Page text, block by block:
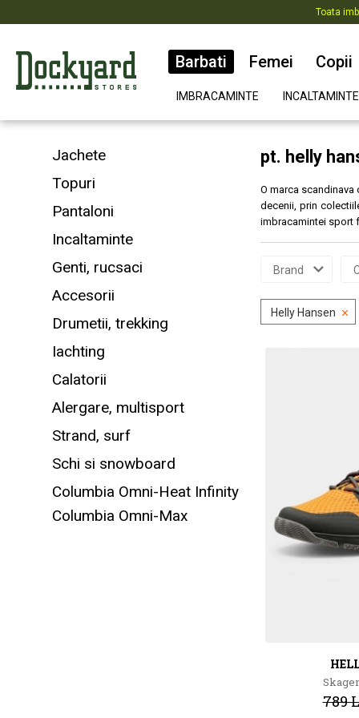
Toata
Barbati Femei Copii
IMBRACAMINTE INCALTAMINTE
Jachete
Topuri
Pantaloni
Incaltaminte
Genti, rucsaci
Accesorii
Drumetii, trekking
Iachting
Calatorii
Alergare, multisport
Strand, surf
Schi si snowboard
Columbia Omni-Heat Infinity
Columbia Omni-Max
pt. helly
O marca scandinava
decenii, prin
imbracamintei sport
Brand
Helly Hansen
789